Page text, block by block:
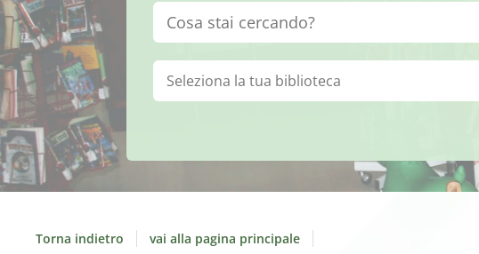
Cerca su "Catalogo"
Biblioteca:
Torna indietro vai alla pagina principale